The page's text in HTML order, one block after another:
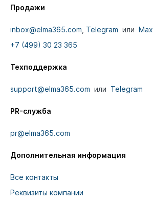
Продажи
inbox@elma365.com, Telegram или
Max
+7 (499) 30 23 365
Техподдержка
support@elma365.com или Telegram
PR-служба
pr@elma365.com
Дополнительная информация
Все контакты
Реквизиты компании